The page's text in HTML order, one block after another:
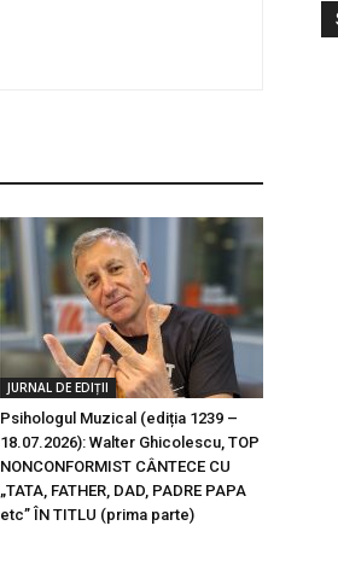
JURNAL DE EDIȚII
Psihologul Muzical (ediția 1239 –
18.07.2026): Walter Ghicolescu, TOP
NONCONFORMIST CÂNTECE CU
„TATA, FATHER, DAD, PADRE PAPA
etc” ÎN TITLU (prima parte)